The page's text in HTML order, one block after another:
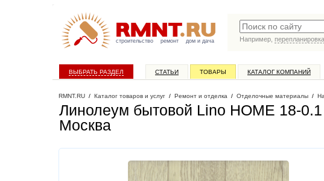
строительство ремонт дом и дача
Например,
ВЫБРАТЬ РАЗДЕЛ СТАТЬИ ТОВАРЫ КАТАЛОГ КОМПАНИЙ
RMNT.RU / Каталог товаров и услуг / Ремонт и отделка / Отделочные материалы /
Линолеум бытовой Lino HOME 18-
Москва